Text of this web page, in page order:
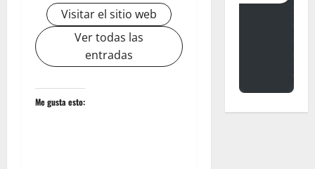
Visitar el sitio web
Ver todas las
entradas
Me gusta esto: